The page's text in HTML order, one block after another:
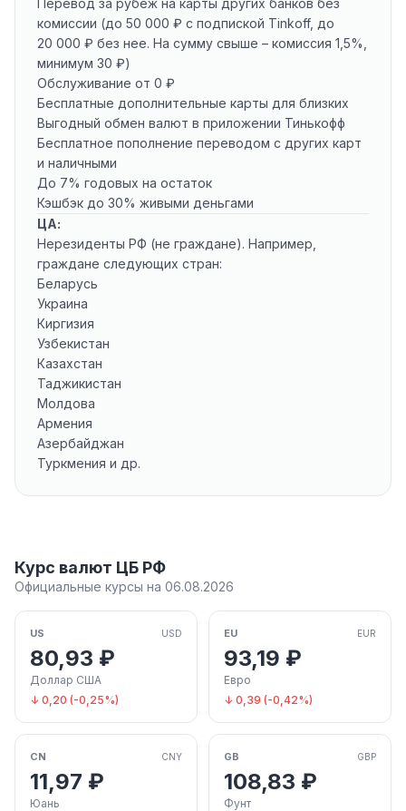
Перевод за рубеж на карты других банков без
комиссии (до 50 000 ₽ с подпиской Tinkoff, до
20 000 ₽ без нее. На сумму свыше – комиссия 1,5%,
минимум 30 ₽)
Обслуживание от 0 ₽
Бесплатные дополнительные карты для близких
Выгодный обмен валют в приложении Тинькофф
Бесплатное пополнение переводом с других карт
и наличными
До 7% годовых на остаток
Кэшбэк до 30% живыми деньгами
ЦА:
Нерезиденты РФ (не граждане). Например,
граждане следующих стран:
Беларусь
Украина
Киргизия
Узбекистан
Казахстан
Таджикистан
Молдова
Армения
Азербайджан
Туркмения и др.
Курс валют ЦБ РФ
Официальные курсы на 06.08.2026
US USD
80,93 ₽
Доллар США
↓ 0,20 (-0,25%)
EU EUR
93,19 ₽
Евро
↓ 0,39 (-0,42%)
CN CNY
11,97 ₽
Юань
GB GBP
108,83 ₽
Фунт